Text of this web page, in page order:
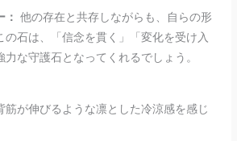
他の存在と共存しながらも、自らの形
の石は、「信念を貫く」「変化を受け入
な守護石となってくれるでしょう。
筋が伸びるような凛とした冷涼感を感じ